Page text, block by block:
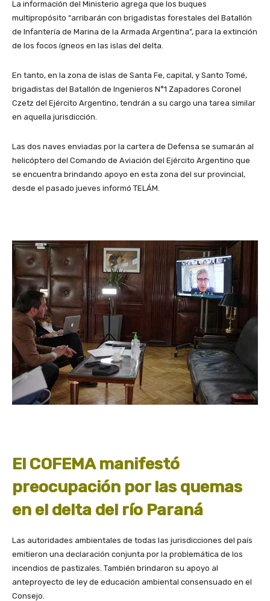
La información del Ministerio agrega que los buques
multipropósito “arribarán con brigadistas forestales del Batallón
de Infantería de Marina de la Armada Argentina”, para la extinción
de los focos ígneos en las islas del delta.
En tanto, en la zona de islas de Santa Fe, capital, y Santo Tomé,
brigadistas del Batallón de Ingenieros N°1 Zapadores Coronel
Czetz del Ejército Argentino, tendrán a su cargo una tarea similar
en aquella jurisdicción.
Las dos naves enviadas por la cartera de Defensa se sumarán al
helicóptero del Comando de Aviación del Ejército Argentino que
se encuentra brindando apoyo en esta zona del sur provincial,
desde el pasado jueves informó TELÁM.
El COFEMA manifestó
preocupación por las quemas
en el delta del río Paraná
Las autoridades ambientales de todas las jurisdicciones del país
emitieron una declaración conjunta por la problemática de los
incendios de pastizales. También brindaron su apoyo al
anteproyecto de ley de educación ambiental consensuado en el
Consejo.